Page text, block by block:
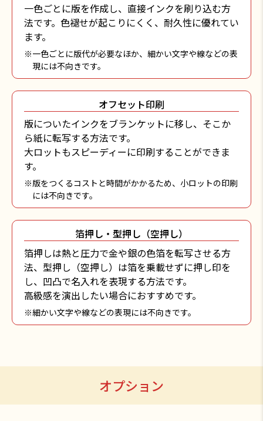
一色ごとに版を作成し、直接インクを刷り込む方
法です。色褪せが起こりにくく、耐久性に優れてい
ます。
※一色ごとに版代が必要なほか、細かい文字や線などの表
現には不向きです。
オフセット印刷
版についたインクをブランケットに移し、そこか
ら紙に転写する方法です。
大ロットもスピーディーに印刷することができま
す。
※版をつくるコストと時間がかかるため、小ロットの印刷
には不向きです。
箔押し・型押し（空押し）
箔押しは熱と圧力で金や銀の色箔を転写させる方
法、型押し（空押し）は箔を乗載せずに押し印を
し、凹凸で名入れを表現する方法です。
高級感を演出したい場合におすすめです。
※細かい文字や線などの表現には不向きです。
オプション